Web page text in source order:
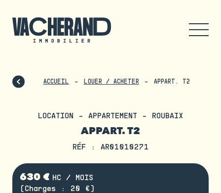
ACCUEIL LOUER / ACHETER APPART. T2
LOCATION - APPARTEMENT - ROUBAIX
APPART. T2
RÉF : AR01010271
630 € HC / MOIS
(Charges : 20 €)